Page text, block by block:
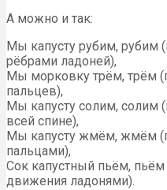
А можно и так:
Мы капусту рубим, рубим
рёбрами ладоней),
Мы морковку трём, трём
пальцев),
Мы капусту солим, солим
всей спине),
Мы капусту жмём, жмём
пальцами),
Сок капустный пьём,
движения ладонями).